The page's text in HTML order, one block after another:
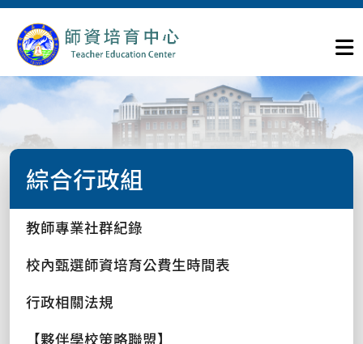
綜合行政組
教師專業社群紀錄
校內甄選師資培育公費生時間表
行政相關法規
【夥伴學校策略聯盟】